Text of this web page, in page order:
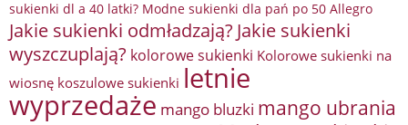
sukienki dl a 40 latki? Modne sukienki dla pań po 50 Allegro
Jakie sukienki odmładzają? Jakie sukienki
wyszczuplają? kolorowe sukienki Kolorowe sukienki na
wiosnę koszulowe sukienki letnie
wyprzedaże mango bluzki mango ubrania